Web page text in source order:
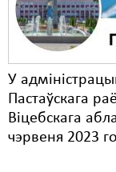
У
Пастаўскага
Віцебскага
чэрвеня 2023
Правы працоўных
Сацыяльныя правы